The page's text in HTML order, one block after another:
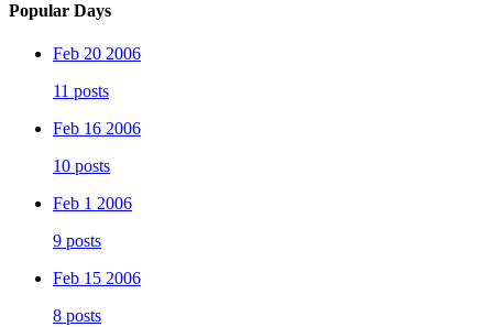
Popular Days
Feb 20 2006
11 posts
Feb 16 2006
10 posts
Feb 1 2006
9 posts
Feb 15 2006
8 posts